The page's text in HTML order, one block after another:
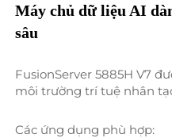
Máy chủ dữ liệu AI
sâu
FusionServer 5885H V7
môi trường trí tuệ nhân
Các ứng dụng phù hợp: